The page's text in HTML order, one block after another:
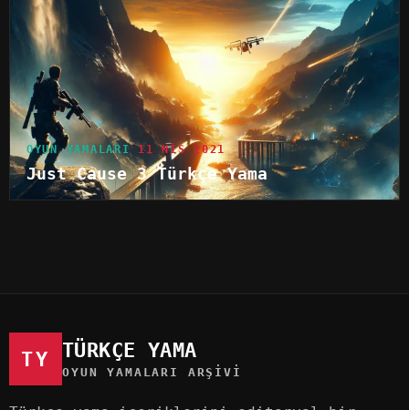
OYUN YAMALARI 11 NIS 2021
Just Cause 3 Türkçe Yama
TY TÜRKÇE YAMA
OYUN YAMALARI ARŞIVI